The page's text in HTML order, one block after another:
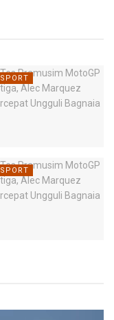
SPORT
SPORT